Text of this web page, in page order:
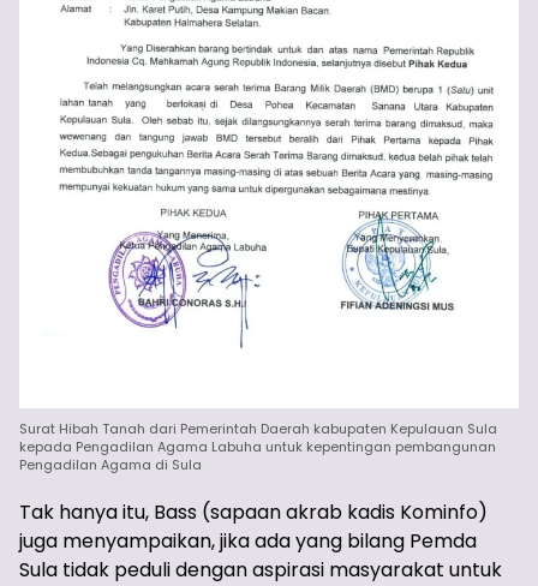
Surat Hibah Tanah dari Pemerintah Daerah kabupaten Kepulauan Sula
kepada Pengadilan Agama Labuha untuk kepentingan pembangunan
Pengadilan Agama di Sula
Tak hanya itu, Bass (sapaan akrab kadis Kominfo)
juga menyampaikan, jika ada yang bilang Pemda
Sula tidak peduli dengan aspirasi masyarakat untuk